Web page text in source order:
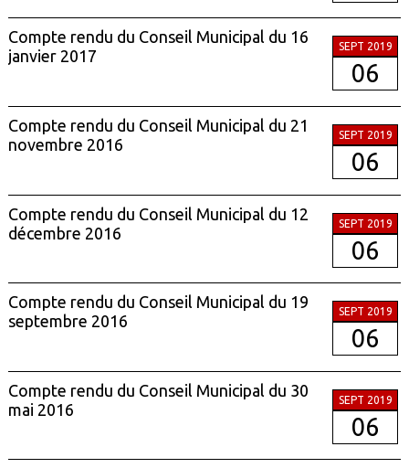
Compte rendu du Conseil Municipal du 16
janvier 2017
SEPT 2019
06
Compte rendu du Conseil Municipal du 21
novembre 2016
SEPT 2019
06
Compte rendu du Conseil Municipal du 12
décembre 2016
SEPT 2019
06
Compte rendu du Conseil Municipal du 19
septembre 2016
SEPT 2019
06
Compte rendu du Conseil Municipal du 30
mai 2016
SEPT 2019
06